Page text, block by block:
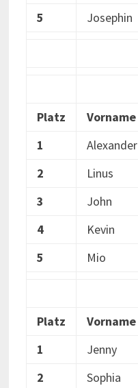
5
Josephin
Platz
Vorname
1
Alexander
2
Linus
3
John
4
Kevin
5
Mio
Platz
Vorname
1
Jenny
2
Sophia